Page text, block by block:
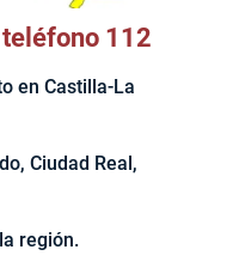
112
en Castilla-La
Ciudad Real,
región.